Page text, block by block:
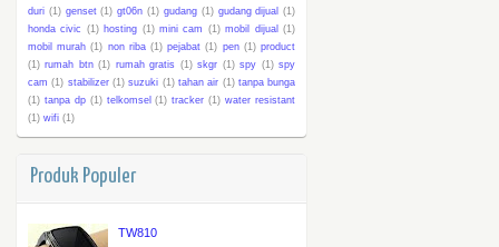
duri (1) genset (1) gt06n (1) gudang (1) gudang dijual
(1)
honda civic (1) hosting (1) mini cam (1) mobil dijual
(1)
mobil murah (1) non riba (1) pejabat (1) pen (1) product
(1) rumah btn (1) rumah gratis (1) skgr (1) spy (1) spy
cam (1) stabilizer (1) suzuki (1) tahan air (1) tanpa bunga
(1) tanpa dp (1) telkomsel (1) tracker (1) water resistant
(1) wifi (1)
Produk Populer
TW810